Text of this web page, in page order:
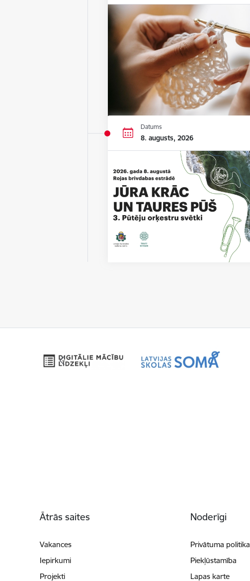
Datums
8. augusts, 2026
Ātrās saites
Vakances
Iepirkumi
Projekti
Noderīgi
Privātuma politika
Piekļūstamība
Lapas karte